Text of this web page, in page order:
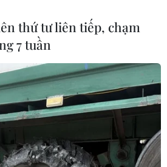
thứ tư liên tiếp, chạm
7 tuần